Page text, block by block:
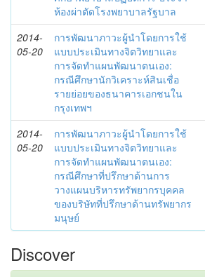
ห้องผ่าตัดโรงพยาบาลรัฐบาล
2014-
05-20
การพัฒนาภาวะผู้นำโดยการใช้
แบบประเมินทางจิตวิทยาและ
การจัดทำแผนพัฒนาตนเอง:
กรณีศึกษานักวิเคราะห์สินเชื่อ
รายย่อยของธนาคารเอกชนใน
กรุงเทพฯ
2014-
05-20
การพัฒนาภาวะผู้นำโดยการใช้
แบบประเมินทางจิตวิทยาและ
การจัดทำแผนพัฒนาตนเอง:
กรณีศึกษาที่ปรึกษาด้านการ
วางแผนบริหารทรัพยากรบุคคล
ของบริษัทที่ปรึกษาด้านทรัพยากร
มนุษย์
Discover